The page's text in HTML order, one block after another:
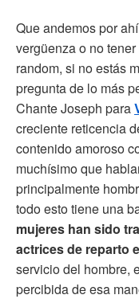
Que andemos por
vergüenza o no
random, si no estás
pregunta de lo más
Chante Joseph para
creciente reticencia
contenido amoroso
muchísimo que
principalmente
todo esto tiene una
mujeres han sido
actrices de reparto
servicio del hombre,
percibida de esa